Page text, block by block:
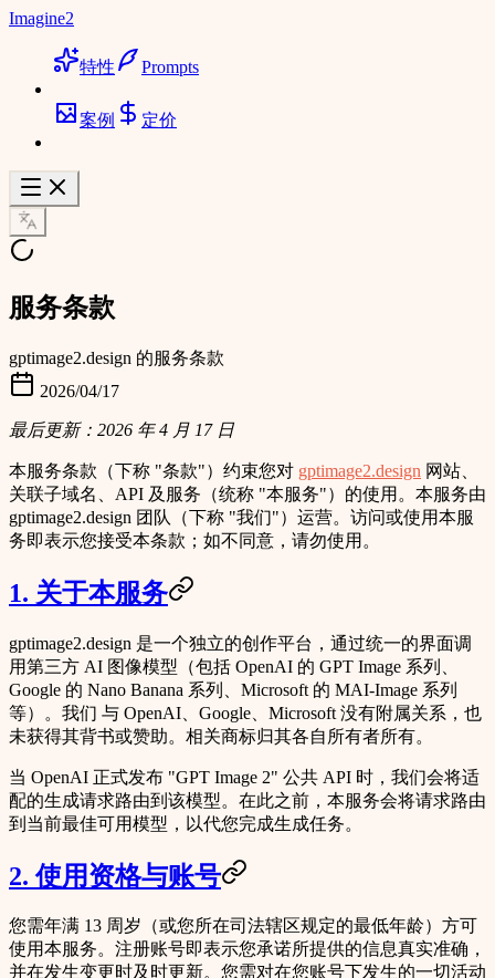
Imagine2
特性 Prompts
案例 定价
服务条款
gptimage2.design 的服务条款
2026/04/17
最后更新：2026 年 4 月 17 日
本服务条款（下称 "条款"）约束您对 gptimage2.design 网站、
关联子域名、API 及服务（统称 "本服务"）的使用。本服务由
gptimage2.design 团队（下称 "我们"）运营。访问或使用本服
务即表示您接受本条款；如不同意，请勿使用。
1. 关于本服务
gptimage2.design 是一个独立的创作平台，通过统一的界面调
用第三方 AI 图像模型（包括 OpenAI 的 GPT Image 系列、
Google 的 Nano Banana 系列、Microsoft 的 MAI-Image 系列
等）。我们 与 OpenAI、Google、Microsoft 没有附属关系，也
未获得其背书或赞助。相关商标归其各自所有者所有。
当 OpenAI 正式发布 "GPT Image 2" 公共 API 时，我们会将适
配的生成请求路由到该模型。在此之前，本服务会将请求路由
到当前最佳可用模型，以代您完成生成任务。
2. 使用资格与账号
您需年满 13 周岁 （或您所在司法辖区规定的最低年龄）方可
使用本服务。注册账号即表示您承诺所提供的信息真实准确，
并在发生变更时及时更新。您需对在您账号下发生的一切活动